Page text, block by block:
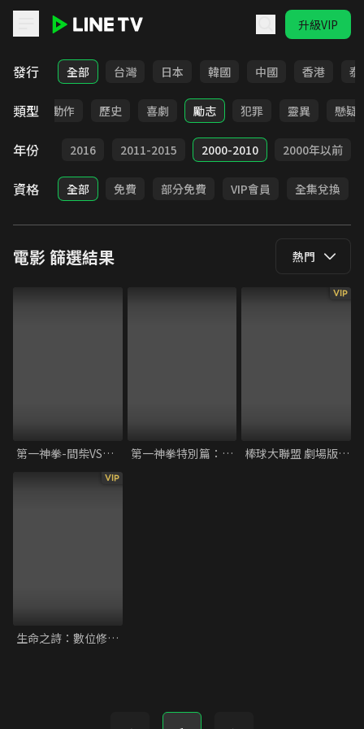
升級VIP
LINE TV - 電影
發行 全部 台灣 日本 韓國 中國 香港 泰
類型
驚悚 動作 歷史 喜劇 勵志 犯罪 靈異 懸疑
年份
2017 2016 2011-2015 2000-2010 2000年以前
資格 全部 免費 部分免費 VIP會員 全集兌換
電影篩選結果 熱門
第一神拳-間柴VS木村 死刑執行 第一神拳特別篇：冠軍之路
VIP
棒球大聯盟 劇場版：友情的一球
VIP
生命之詩：數位修復版